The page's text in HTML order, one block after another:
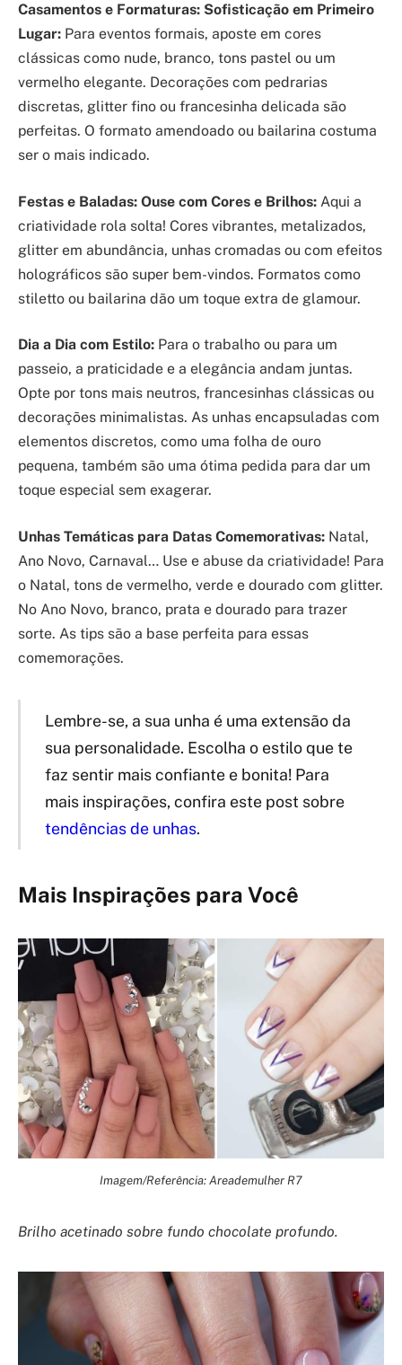
Casamentos e Formaturas: Sofisticação em Primeiro
Lugar: Para eventos formais, aposte em cores
clássicas como nude, branco, tons pastel ou um
vermelho elegante. Decorações com pedrarias
discretas, glitter fino ou francesinha delicada são
perfeitas. O formato amendoado ou bailarina costuma
ser o mais indicado.
Festas e Baladas: Ouse com Cores e Brilhos: Aqui a
criatividade rola solta! Cores vibrantes, metalizados,
glitter em abundância, unhas cromadas ou com efeitos
holográficos são super bem-vindos. Formatos como
stiletto ou bailarina dão um toque extra de glamour.
Dia a Dia com Estilo: Para o trabalho ou para um
passeio, a praticidade e a elegância andam juntas.
Opte por tons mais neutros, francesinhas clássicas ou
decorações minimalistas. As unhas encapsuladas com
elementos discretos, como uma folha de ouro
pequena, também são uma ótima pedida para dar um
toque especial sem exagerar.
Unhas Temáticas para Datas Comemorativas: Natal,
Ano Novo, Carnaval… Use e abuse da criatividade! Para
o Natal, tons de vermelho, verde e dourado com glitter.
No Ano Novo, branco, prata e dourado para trazer
sorte. As tips são a base perfeita para essas
comemorações.
Lembre-se, a sua unha é uma extensão da
sua personalidade. Escolha o estilo que te
faz sentir mais confiante e bonita! Para
mais inspirações, confira este post sobre
tendências de unhas.
Mais Inspirações para Você
Imagem/Referência: Areademulher R7
Brilho acetinado sobre fundo chocolate profundo.